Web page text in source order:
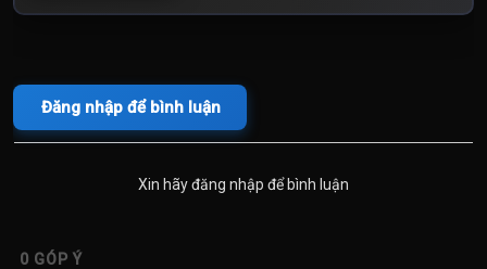
Đăng nhập để bình luận
Xin hãy đăng nhập để bình luận
0 GÓP Ý